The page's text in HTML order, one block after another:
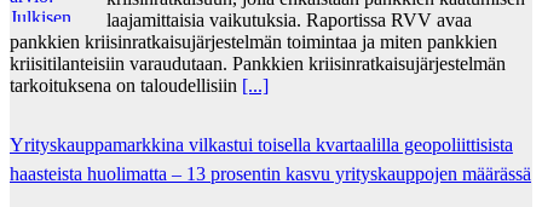
laajamittaisia vaikutuksia. Raportissa RVV avaa
pankkien kriisinratkaisujärjestelmän toimintaa ja miten pankkien
kriisitilanteisiin varaudutaan. Pankkien kriisinratkaisujärjestelmän
tarkoituksena on taloudellisiin [...]
Yrityskauppamarkkina vilkastui toisella kvartaalilla geopoliittisista
haasteista huolimatta – 13 prosentin kasvu yrityskauppojen määrässä